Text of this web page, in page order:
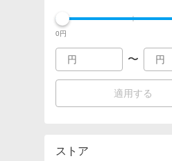
0円
〜
適用する
ストア